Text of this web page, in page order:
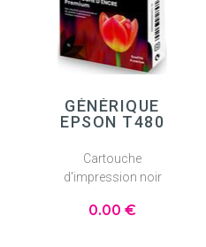
GÉNÉRIQUE
EPSON T480
Cartouche
d'impression noir
0.00 €